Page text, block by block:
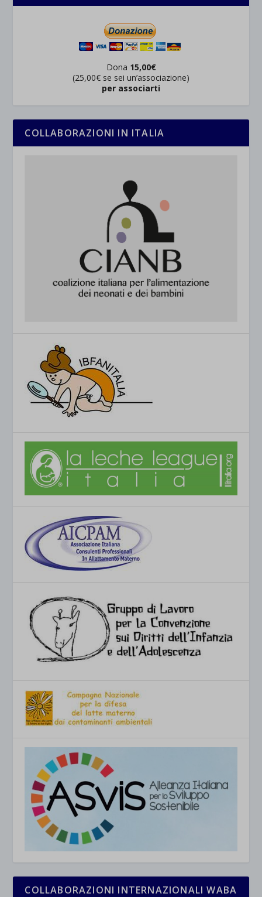
Dona 15,00€
(25,00€ se sei un’associazione)
per associarti
COLLABORAZIONI IN ITALIA
COLLABORAZIONI INTERNAZIONALI WABA